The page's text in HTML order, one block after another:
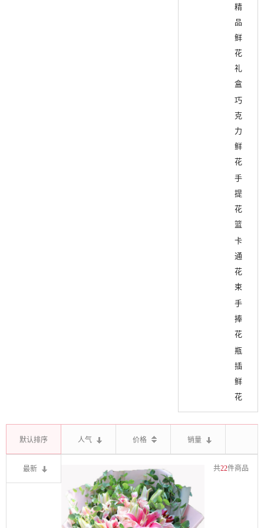
精
品
鲜
花
礼
盒
巧
克
力
鲜
花
手
提
花
篮
卡
通
花
束
手
捧
花
瓶
插
鲜
花
默认排序 人气 价格 销量
最新 共22件商品